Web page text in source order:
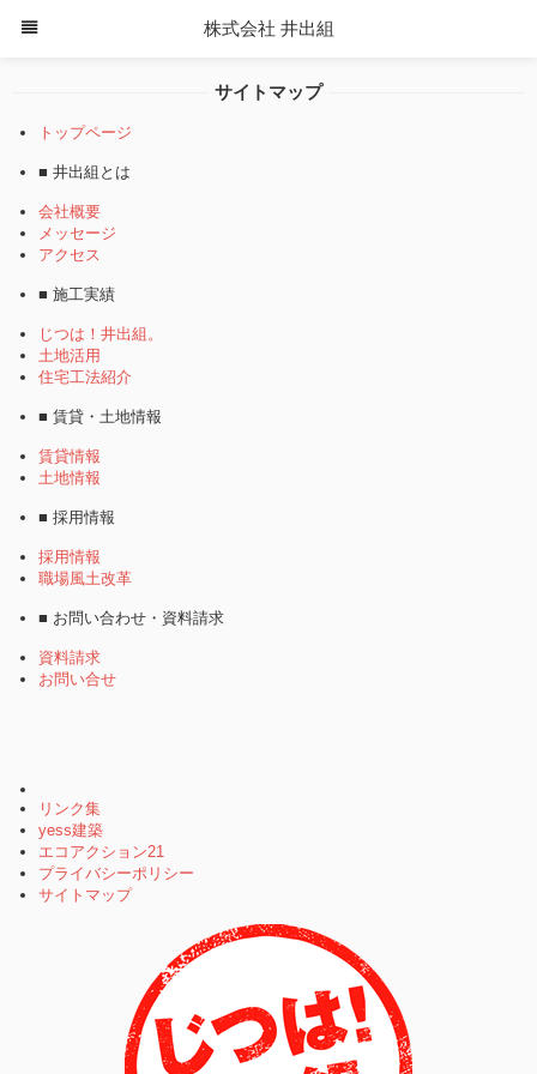
株式会社 井出組
サイトマップ
トップページ
■ 井出組とは
会社概要
メッセージ
アクセス
■ 施工実績
じつは！井出組。
土地活用
住宅工法紹介
■ 賃貸・土地情報
賃貸情報
土地情報
■ 採用情報
採用情報
職場風土改革
■ お問い合わせ・資料請求
資料請求
お問い合せ
リンク集
yess建築
エコアクション21
プライバシーポリシー
サイトマップ